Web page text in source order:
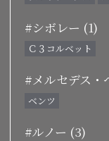
#シボレー (1)
Ｃ３コルベット
#メルセデス・
ベンツ
#ルノー (3)